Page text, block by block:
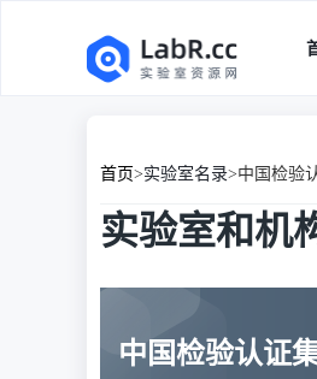
首页>实验室名录>中国检验
实验室和机
中国检验认证